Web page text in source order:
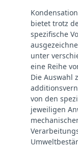
bietet trotz
spezifische
unter
eine Reihe
Die Auswahl
von den
jeweiligen